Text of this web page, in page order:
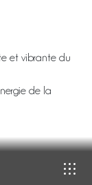
et vibrante du
de la